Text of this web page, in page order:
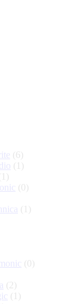
(6)
(1)
(0)
(1)
(0)
(2)
(1)